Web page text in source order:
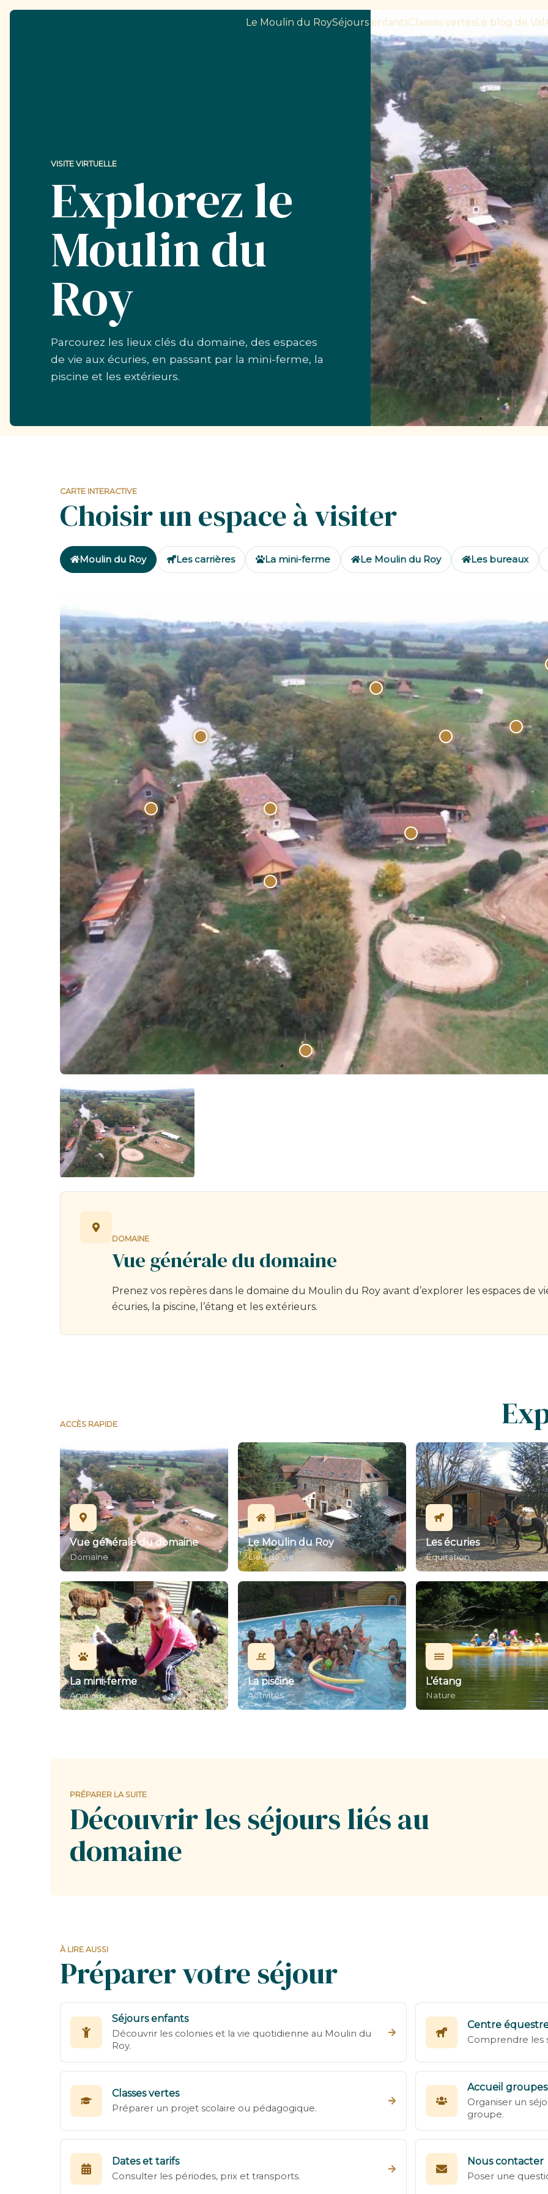
Le Moulin du RoySéjours enfantsClasses vertesLe blog de Val
VISITE VIRTUELLE
Explorez le
Moulin du
Roy
Parcourez les lieux clés du domaine, des espaces
de vie aux écuries, en passant par la mini-ferme, la
piscine et les extérieurs.
CARTE INTERACTIVE
Choisir un espace à visiter
Moulin du Roy Les carrières La mini-ferme Le Moulin du Roy Les bureaux
DOMAINE
Vue générale du domaine
Prenez vos repères dans le domaine du Moulin du Roy avant d’explorer les espaces de
écuries, la piscine, l’étang et les extérieurs.
ACCÈS RAPIDE
Vue générale du domaine
Domaine
Le Moulin du Roy
Lieu de vie
Les écuries
Équitation
La mini-ferme
Animaux
La piscine
Activités
L’étang
Nature
PRÉPARER LA SUITE
Découvrir les séjours liés au
domaine
À LIRE AUSSI
Préparer votre séjour
Séjours enfants
Découvrir les colonies et la vie quotidienne au Moulin du
Roy.
Centre
Comprendre les
Classes vertes
Préparer un projet scolaire ou pédagogique.
Accueil groupes
Organiser un
groupe.
Dates et tarifs
Consulter les périodes, prix et transports.
Nous contacter
Poser une